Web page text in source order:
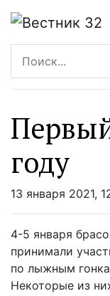
году
13 января 2021,
4-5 января
принимали
по лыжным
Некоторые из